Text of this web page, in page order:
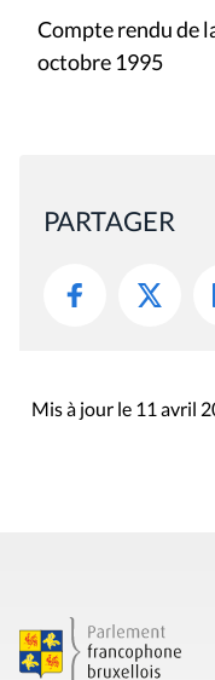
Compte rendu de
octobre 1995
PARTAGER
Mis à jour le 11 avril